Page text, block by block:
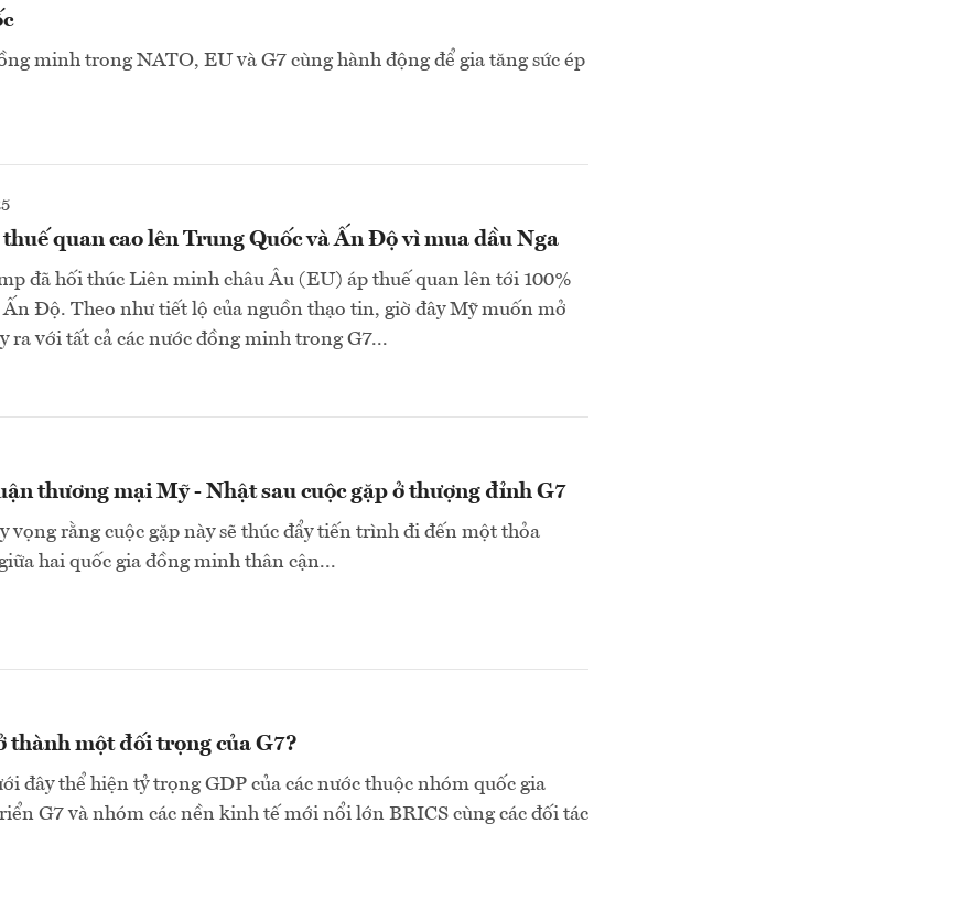
minh trong NATO, EU và G7 cùng hành động để gia tăng sức ép
quan cao lên Trung Quốc và Ấn Độ vì mua dầu Nga
đã hối thúc Liên minh châu Âu (EU) áp thuế quan lên tới 100%
Độ. Theo như tiết lộ của nguồn thạo tin, giờ đây Mỹ muốn mở
ra với tất cả các nước đồng minh trong G7...
thương mại Mỹ - Nhật sau cuộc gặp ở thượng đỉnh G7
vọng rằng cuộc gặp này sẽ thúc đẩy tiến trình đi đến một thỏa
hai quốc gia đồng minh thân cận...
thành một đối trọng của G7?
đây thể hiện tỷ trọng GDP của các nước thuộc nhóm quốc gia
G7 và nhóm các nền kinh tế mới nổi lớn BRICS cùng các đối tác